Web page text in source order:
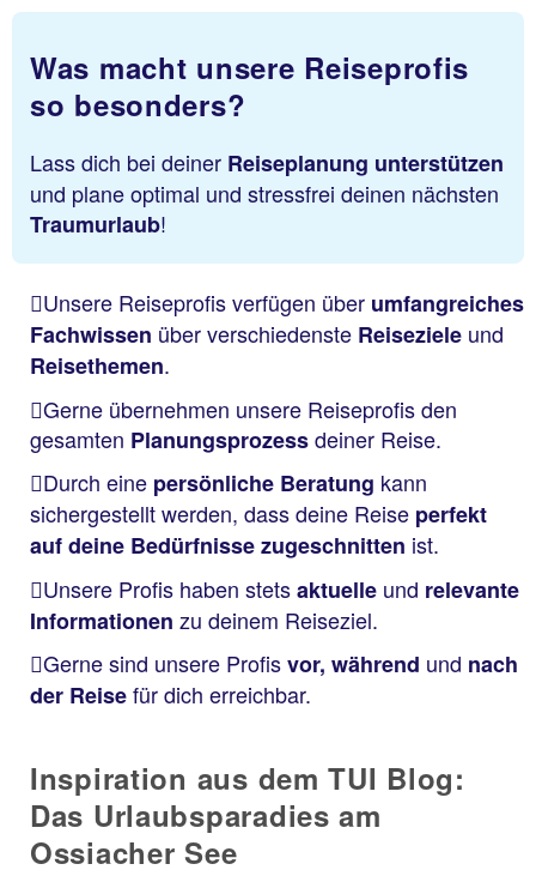
Was macht unsere Reiseprofis
so besonders?
Lass dich bei deiner Reiseplanung unterstützen
und plane optimal und stressfrei deinen nächsten
Traumurlaub!
Unsere Reiseprofis verfügen über umfangreiches
Fachwissen über verschiedenste Reiseziele und
Reisethemen.
Gerne übernehmen unsere Reiseprofis den
gesamten Planungsprozessdeiner Reise.
Durch eine persönliche Beratung kann
sichergestellt werden, dass deine Reise perfekt
auf deine Bedürfnisse zugeschnitten ist.
Unsere Profis haben stetsaktuelle und relevante
Informationen zu deinem Reiseziel.
Gerne sind unsere Profisvor, während und nach
der Reisefür dich erreichbar.
Inspiration aus dem TUI Blog:
Das Urlaubsparadies am
Ossiacher See